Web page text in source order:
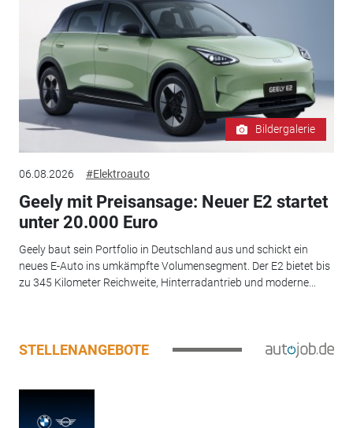
Bildergalerie
06.08.2026 #Elektroauto
Geely mit Preisansage: Neuer E2 startet
unter 20.000 Euro
Geely baut sein Portfolio in Deutschland aus und schickt ein
neues E-Auto ins umkämpfte Volumensegment. Der E2 bietet bis
zu 345 Kilometer Reichweite, Hinterradantrieb und moderne...
STELLENANGEBOTE